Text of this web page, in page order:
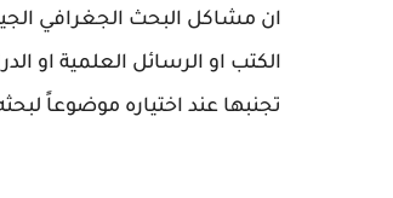
ان مشاكل البحث الجغرافي
الكتب او الرسائل العلمية او
تجنبها عند اختياره موضوعاً